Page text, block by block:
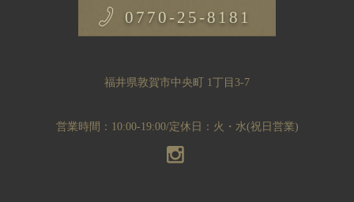
0770-25-8181
福井県敦賀市中央町 1丁目3-7
営業時間：10:00-19:00/定休日：火・水(祝日営業)